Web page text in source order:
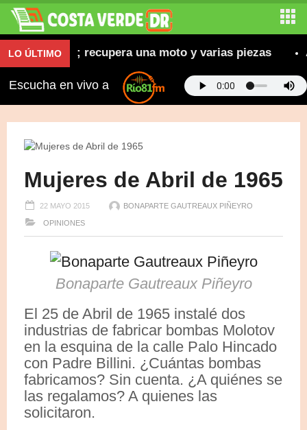
LO ÚLTIMO
robadas; recupera una moto y varias piezas
Escucha en vivo a
Mujeres de Abril de 1965
22 MAYO 2015 BONAPARTE GAUTREAUX PIÑEYRO
OPINIONES
Bonaparte Gautreaux Piñeyro
El 25 de Abril de 1965 instalé dos
industrias de fabricar bombas Molotov
en la esquina de la calle Palo Hincado
con Padre Billini. ¿Cuántas bombas
fabricamos? Sin cuenta. ¿A quiénes se
las regalamos? A quienes las
solicitaron.